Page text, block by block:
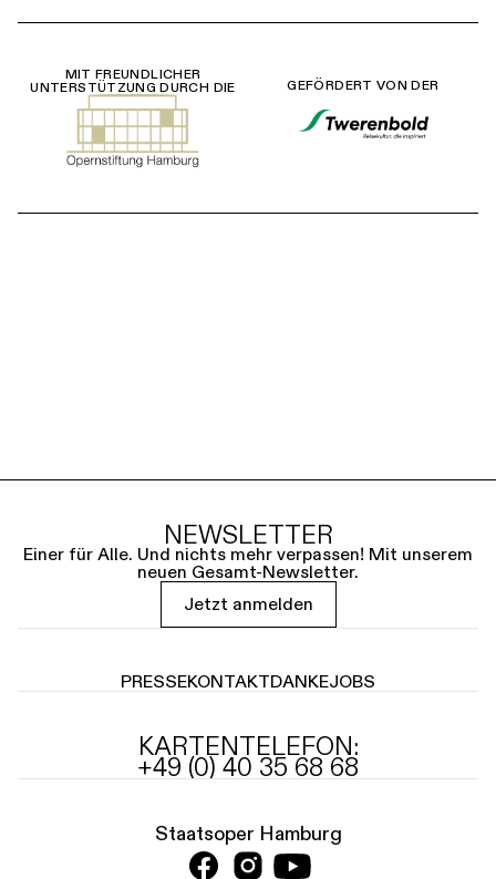
MIT FREUNDLICHER
UNTERSTÜTZUNG DURCH DIE
GEFÖRDERT VON DER
NEWSLETTER
Einer für Alle. Und nichts mehr verpassen! Mit unserem
neuen Gesamt-Newsletter.
Jetzt anmelden
PRESSEKONTAKTDANKEJOBS
KARTENTELEFON:
+49 (0) 40 35 68 68
Staatsoper Hamburg